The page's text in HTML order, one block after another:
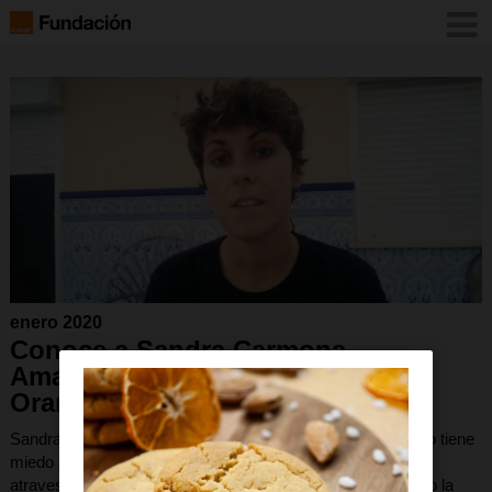
enero 2020
Conoce a Sandra Carmona,
Amazing Women Fondation
Orange 2019
Sandra Carmona Durán es gitana mestiza y feminista. Y no tiene
miedo a gritarlo a los cuatro vientos. Después de haber
atravesado un proceso personal de adaptación, ha asumido la